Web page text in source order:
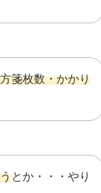
箋枚数・かかり
とか・・・やり